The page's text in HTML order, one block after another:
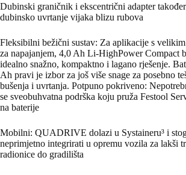
Dubinski graničnik i ekscentrični adapter
dubinsko uvrtanje vijaka blizu rubova
Fleksibilni bežični sustav: Za aplikacije s velikim
za napajanjem, 4,0 Ah Li-HighPower Compact
idealno snažno, kompaktno i lagano rješenje.
Ah pravi je izbor za još više snage za posebno
bušenja i uvrtanja. Potpuno pokriveno:
se sveobuhvatna podrška koju pruža Festool
na baterije
Mobilni: QUADRIVE dolazi u Systaineru³ i
neprimjetno integrirati u opremu vozila za lakši
radionice do gradilišta